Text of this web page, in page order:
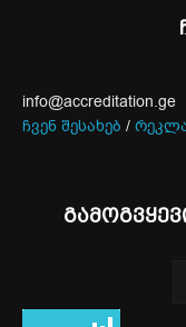
info@accreditation.ge
ჩვენ შესახებ /